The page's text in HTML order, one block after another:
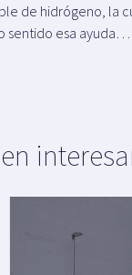
de hidrógeno, la
esa ayuda…